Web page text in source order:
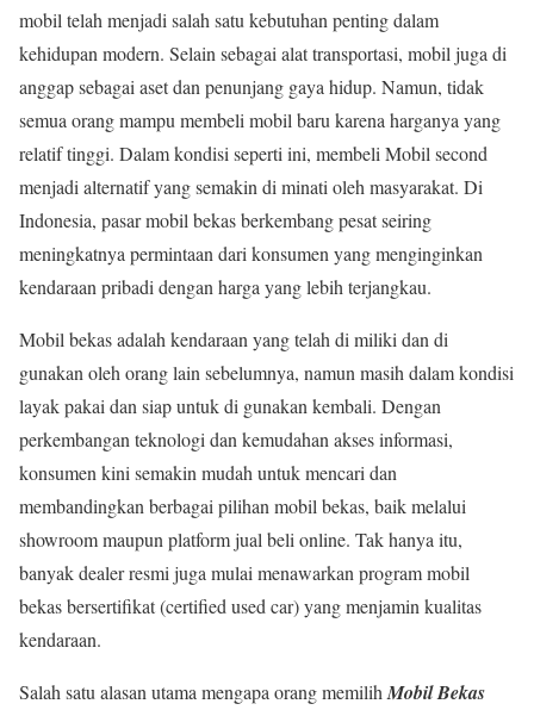
mobil telah menjadi salah satu kebutuhan penting dalam
kehidupan modern. Selain sebagai alat transportasi, mobil juga di
anggap sebagai aset dan penunjang gaya hidup. Namun, tidak
semua orang mampu membeli mobil baru karena harganya yang
relatif tinggi. Dalam kondisi seperti ini, membeli Mobil second
menjadi alternatif yang semakin di minati oleh masyarakat. Di
Indonesia, pasar mobil bekas berkembang pesat seiring
meningkatnya permintaan dari konsumen yang menginginkan
kendaraan pribadi dengan harga yang lebih terjangkau.
Mobil bekas adalah kendaraan yang telah di miliki dan di
gunakan oleh orang lain sebelumnya, namun masih dalam kondisi
layak pakai dan siap untuk di gunakan kembali. Dengan
perkembangan teknologi dan kemudahan akses informasi,
konsumen kini semakin mudah untuk mencari dan
membandingkan berbagai pilihan mobil bekas, baik melalui
showroom maupun platform jual beli online. Tak hanya itu,
banyak dealer resmi juga mulai menawarkan program mobil
bekas bersertifikat (certified used car) yang menjamin kualitas
kendaraan.
Salah satu alasan utama mengapa orang memilih Mobil Bekas